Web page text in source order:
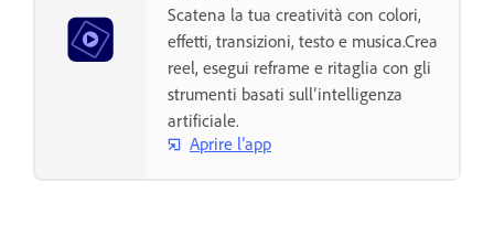
Scatena la tua creatività con colori,
effetti, transizioni, testo e musica.Crea
reel, esegui reframe e ritaglia con gli
strumenti basati sull’intelligenza
artificiale.
Aprire l’app